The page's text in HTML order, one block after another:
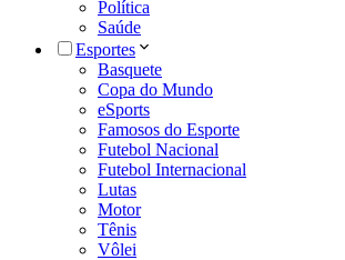
Política
Saúde
Esportes
Basquete
Copa do Mundo
eSports
Famosos do Esporte
Futebol Nacional
Futebol Internacional
Lutas
Motor
Tênis
Vôlei